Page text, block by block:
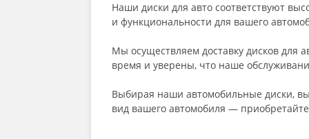
Наши диски для авто соответствуют
и функциональности для вашего
Мы осуществляем доставку дисков для
время и уверены, что наше
Выбирая наши автомобильные диски,
вид вашего автомобиля —